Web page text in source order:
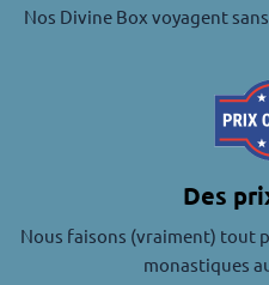
Nos Divine Box voyagent
Des
Nous faisons (vraiment) tout
monastiques